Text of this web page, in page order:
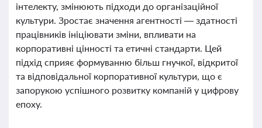
інтелекту, змінюють підходи до організаційної
культури. Зростає значення агентності — здатності
працівників ініціювати зміни, впливати на
корпоративні цінності та етичні стандарти. Цей
підхід сприяє формуванню більш гнучкої, відкритої
та відповідальної корпоративної культури, що є
запорукою успішного розвитку компаній у цифрову
епоху.